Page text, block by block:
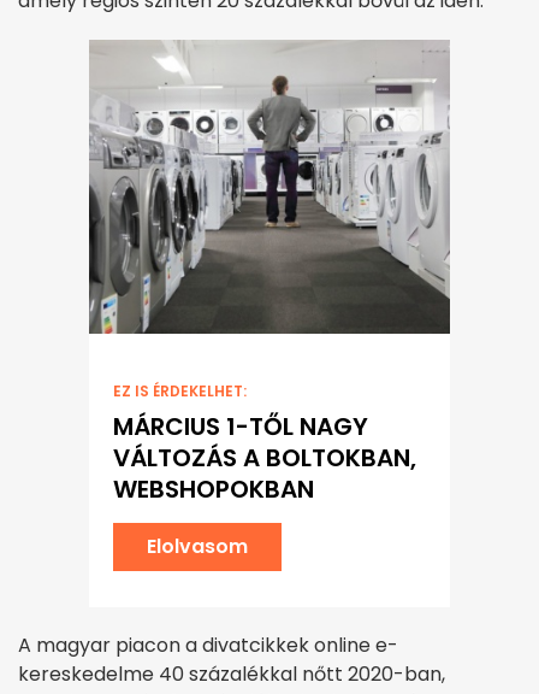
EZ IS ÉRDEKELHET:
MÁRCIUS 1-TŐL NAGY
VÁLTOZÁS A BOLTOKBAN,
WEBSHOPOKBAN
Elolvasom
A magyar piacon a divatcikkek online e-
kereskedelme 40 százalékkal nőtt 2020-ban,